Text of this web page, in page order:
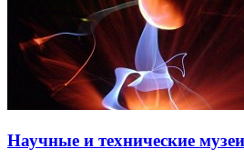
Научные и технические